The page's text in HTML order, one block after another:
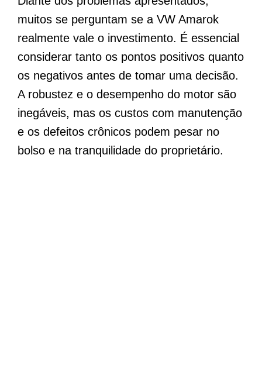
muitos se perguntam se a VW Amarok
realmente vale o investimento. É essencial
considerar tanto os pontos positivos quanto
os negativos antes de tomar uma decisão.
A robustez e o desempenho do motor são
inegáveis, mas os custos com manutenção
e os defeitos crônicos podem pesar no
bolso e na tranquilidade do proprietário.